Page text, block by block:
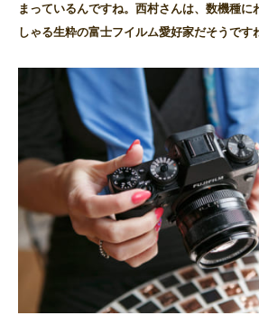
まっているんですね。西村さんは、数機種に
しゃる生粋の富士フイルム愛好家だそうです